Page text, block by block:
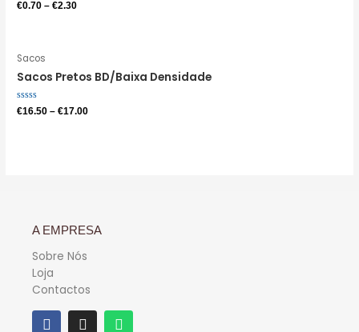
Avaliação
€0.70 –€2.30
Sacos
Sacos Pretos BD/Baixa Densidade
Avaliação
0
€16.50 –€17.00
A EMPRESA
Sobre Nós
Loja
Contactos